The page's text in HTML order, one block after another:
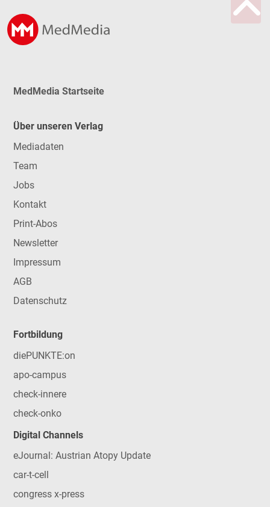
MedMedia Startseite
Über unseren Verlag
Mediadaten
Team
Jobs
Kontakt
Print-Abos
Newsletter
Impressum
AGB
Datenschutz
Fortbildung
diePUNKTE:on
apo-campus
check-innere
check-onko
Digital Channels
eJournal: Austrian Atopy Update
car-t-cell
congress x-press